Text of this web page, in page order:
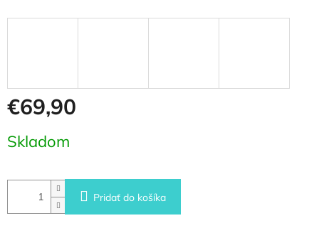
€69,90
cena:
Skladom
Pridať do košíka